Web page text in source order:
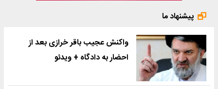
پیشنهاد ما
واکنش عجیب باقر خرازی بعد از
احضار به دادگاه + ویدئو